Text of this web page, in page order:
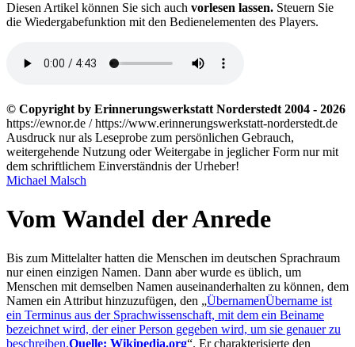
Diesen Artikel können Sie sich auch vorlesen lassen. Steuern Sie
die Wiedergabefunktion mit den Bedienelementen des Players.
© Copyright by Erinnerungswerkstatt Norderstedt 2004 - 2026
https://ewnor.de / https://www.erinnerungswerkstatt-norderstedt.de
Ausdruck nur als Leseprobe zum persönlichen Gebrauch,
weitergehende Nutzung oder Weitergabe in jeglicher Form nur mit
dem schriftlichem Einverständnis der Urheber!
Michael Malsch
Vom Wandel der Anrede
Bis zum Mittelalter hatten die Menschen im deutschen Sprachraum
nur einen einzigen Namen. Dann aber wurde es üblich, um
Menschen mit demselben Namen auseinanderhalten zu können, dem
Namen ein Attribut hinzuzufügen, den
ÜbernamenÜbername ist
ein Terminus aus der Sprachwissenschaft, mit dem ein Beiname
bezeichnet wird, der einer Person gegeben wird, um sie genauer zu
beschreiben.Quelle: Wikipedia.org . Er charakterisierte den